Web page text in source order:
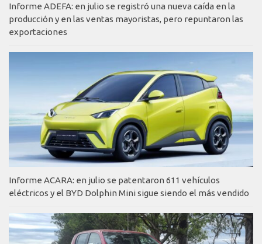
Informe ADEFA: en julio se registró una nueva caída en la
producción y en las ventas mayoristas, pero repuntaron las
exportaciones
Informe ACARA: en julio se patentaron 611 vehículos
eléctricos y el BYD Dolphin Mini sigue siendo el más vendido